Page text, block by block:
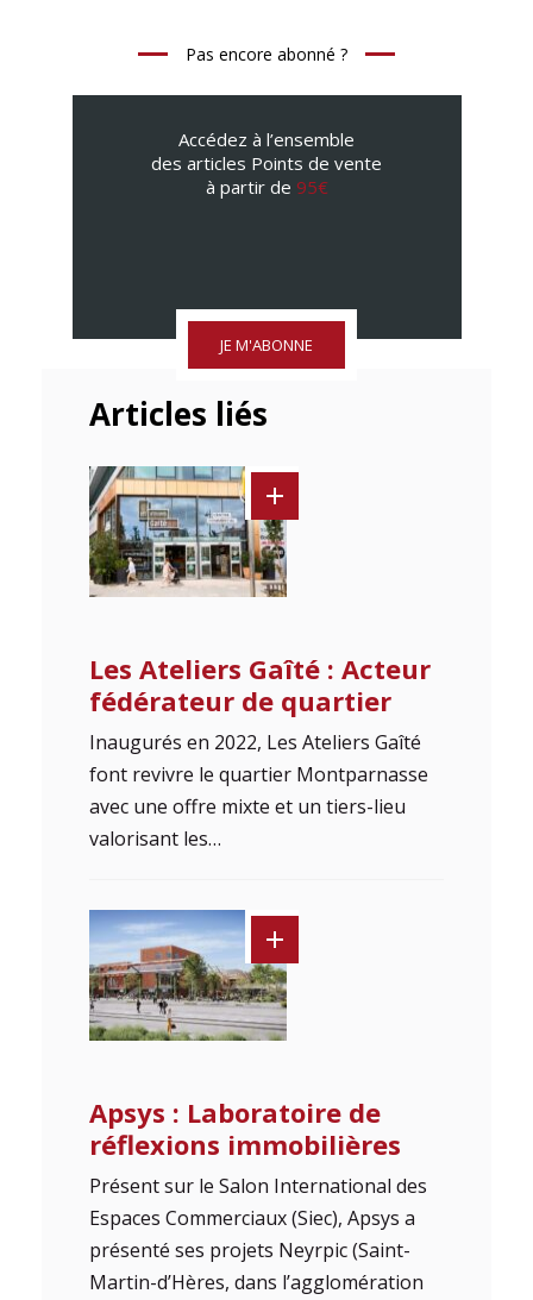
Pas encore abonné ?
Accédez à l’ensemble
des articles Points de vente
à partir de 95€
JE M'ABONNE
Articles liés
Les Ateliers Gaîté : Acteur
fédérateur de quartier
Inaugurés en 2022, Les Ateliers Gaîté
font revivre le quartier Montparnasse
avec une offre mixte et un tiers-lieu
valorisant les…
Apsys : Laboratoire de
réflexions immobilières
Présent sur le Salon International des
Espaces Commerciaux (Siec), Apsys a
présenté ses projets Neyrpic (Saint-
Martin-d’Hères, dans l’agglomération